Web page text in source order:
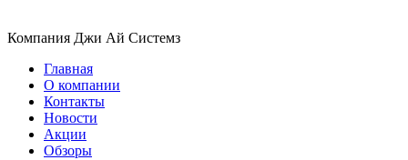
Компания Джи Ай Системз
Главная
О компании
Контакты
Новости
Акции
Обзоры